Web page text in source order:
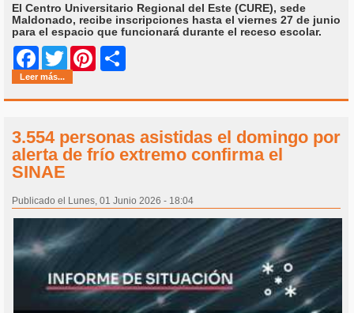
El Centro Universitario Regional del Este (CURE), sede
Maldonado, recibe inscripciones hasta el viernes 27 de junio
para el espacio que funcionará durante el receso escolar.
Facebook
Twitter Pinterest
Leer más...
3.554 personas asistidas el domingo por
alerta de frío extremo confirma el
SINAE
Publicado el Lunes, 01 Junio 2026 - 18:04